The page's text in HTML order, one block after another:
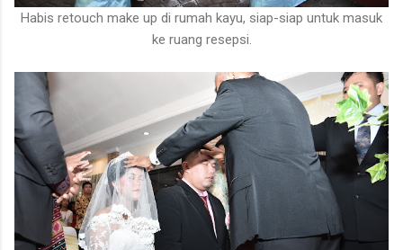
Habis retouch make up di rumah kayu, siap-siap untuk masuk
ke ruang resepsi.